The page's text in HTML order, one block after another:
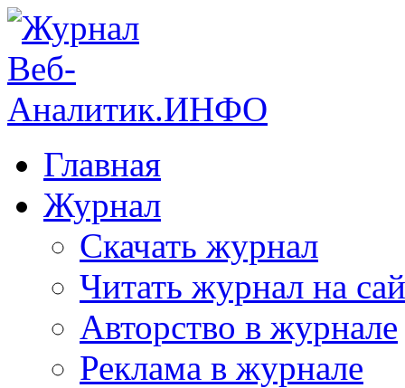
Главная
Журнал
Скачать журнал
Читать журнал на
Авторство в журнале
Реклама в журнале